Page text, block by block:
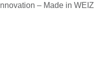
Innovation – Made in WEIZ